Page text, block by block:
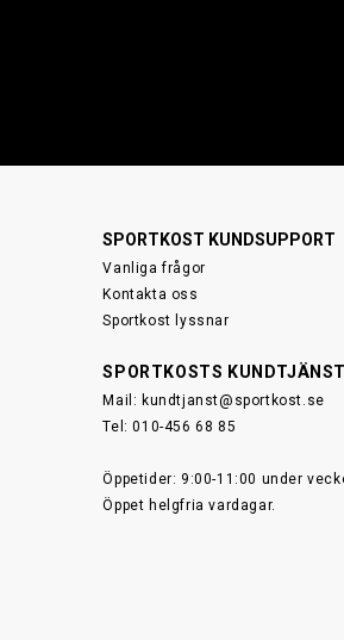
SPORTKOST KUNDSUPPORT
Vanliga frågor
Kontakta oss
Sportkost lyssnar
SPORTKOSTS KUNDTJÄNST
Mail: kundtjanst@sportkost.se
Tel: 010-456 68 85
Öppetider: 9:00-11:00 under
Öppet helgfria vardagar.